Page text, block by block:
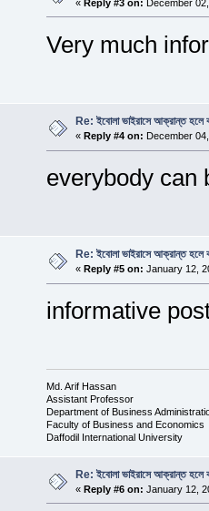
« Reply #3 on: December
Very much
Re: ইবোলা ভাইরাসে আক্রান্ত হলে
« Reply #4 on: December
everybody can
Re: ইবোলা ভাইরাসে আক্রান্ত হলে
« Reply #5 on: January 12,
informative
Md. Arif Hassan
Assistant Professor
Department of Business
Faculty of Business and Economics
Daffodil International University
Re: ইবোলা ভাইরাসে আক্রান্ত হলে
« Reply #6 on: January 12,